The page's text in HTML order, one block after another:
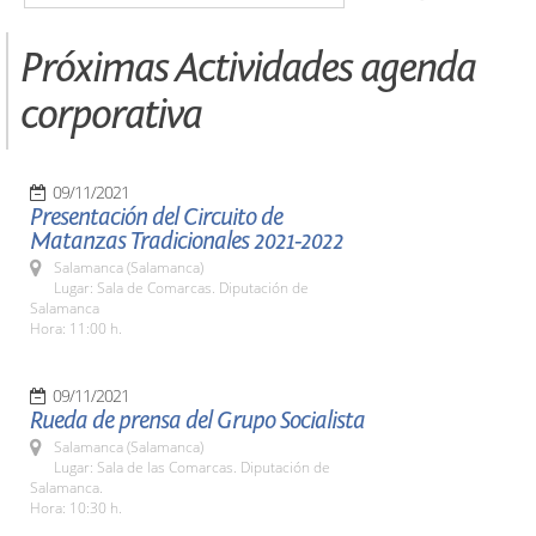
Próximas Actividades agenda
corporativa
09/11/2021
Presentación del Circuito de
Matanzas Tradicionales 2021-2022
Salamanca (Salamanca)
Lugar: Sala de Comarcas. Diputación de
Salamanca
Hora: 11:00 h.
09/11/2021
Rueda de prensa del Grupo Socialista
Salamanca (Salamanca)
Lugar: Sala de las Comarcas. Diputación de
Salamanca.
Hora: 10:30 h.